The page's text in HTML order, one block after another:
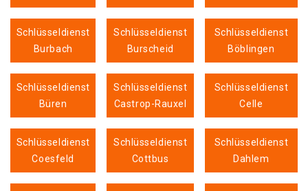
Schlüsseldienst
Burbach
Schlüsseldienst
Burscheid
Schlüsseldienst
Böblingen
Schlüsseldienst
Büren
Schlüsseldienst
Castrop-Rauxel
Schlüsseldienst
Celle
Schlüsseldienst
Coesfeld
Schlüsseldienst
Cottbus
Schlüsseldienst
Dahlem